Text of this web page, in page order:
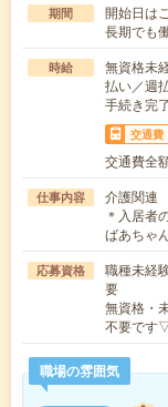
期間
開始日は
長期でも
時給
無資格未
払い／週
手続き完
交通費
交通費全
仕事内容
介護関連
＊入居者
ばあちゃ
応募資格
職種未経
要
無資格・
不要です
職場の雰囲気